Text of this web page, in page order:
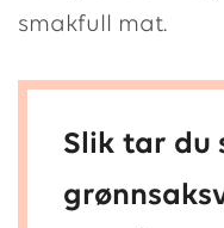
smakfull mat.
Slik tar du